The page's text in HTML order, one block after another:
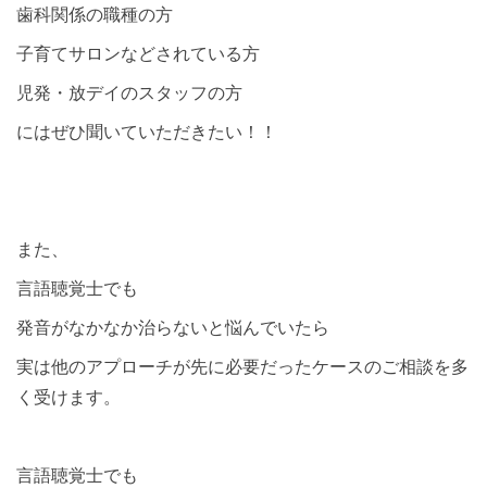
歯科関係の職種の方
子育てサロンなどされている方
児発・放デイのスタッフの方
にはぜひ聞いていただきたい！！
また、
言語聴覚士でも
発音がなかなか治らないと悩んでいたら
実は他のアプローチが先に必要だったケースのご相談を多
く受けます。
言語聴覚士でも